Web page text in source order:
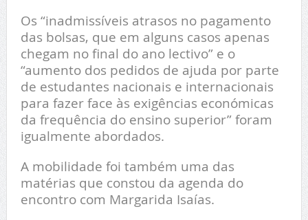
Os “inadmissíveis atrasos no pagamento
das bolsas, que em alguns casos apenas
chegam no final do ano lectivo” e o
“aumento dos pedidos de ajuda por parte
de estudantes nacionais e internacionais
para fazer face às exigências económicas
da frequência do ensino superior” foram
igualmente abordados.
A mobilidade foi também uma das
matérias que constou da agenda do
encontro com Margarida Isaías.